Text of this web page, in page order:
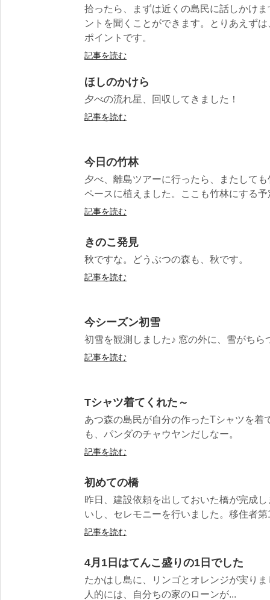
拾ったら、まずは近くの島民に話しかけ
ントを聞くことができます。とりあえず
ポイントです。
記事を読む
ほしのかけら
夕べの流れ星、回収してきました！
記事を読む
今日の竹林
夕べ、離島ツアーに行ったら、またして
ペースに植えました。ここも竹林にする
記事を読む
きのこ発見
秋ですな。どうぶつの森も、秋です。
記事を読む
今シーズン初雪
初雪を観測しました♪ 窓の外に、雪がちら
記事を読む
Tシャツ着てくれた～
あつ森の島民が自分の作ったTシャツを着
も、パンダのチャウヤンだしなー。
記事を読む
初めての橋
昨日、建設依頼を出しておいた橋が完成
いし、セレモニーを行いました。移住者
記事を読む
4月1日はてんこ盛りの1日でした
たかはし島に、リンゴとオレンジが実り
人的には、自分ちの家のローンが...